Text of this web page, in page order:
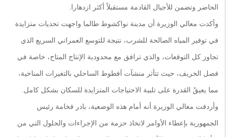
الحاضر وتضمن للأجيال القادمة مستقبلاً أكثر ازدهارا.
وأكدت معالي الوزيرة أن مدينة نواكشوط طالما واجهت تحديات متزايدة
في توفير المياه الصالحة للشرب، نتيجة للتوسع العمراني السريع الذي
تجاوز كل التوقعات، والذي ترافق مع محدودية الإنتاج المتاح، خاصة في
فصل الخريف، حيث تتأثر منشآت آفطوط الساحلي بالتغيرات المناخية،
مما يعيقُ القدرة على تلبية الاحتياجات المتزايدة للسكان بشكل كامل.
وأردفت معالي الوزيرة أنه أمام هذه الوضعية، بادر فخامة رئيس
الجمهورية بإعطاء الأوامر لاتخاذ حزمة من الإجراءات والحلول التي من